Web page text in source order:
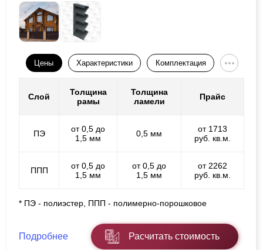
Цены Характеристики Комплектация
Слой
Толщина
рамы
Толщина
ламели
Прайс
ПЭ
от 0,5 до
1,5 мм
0,5 мм
от 1713
руб. кв.м.
ППП
от 0,5 до
1,5 мм
от 0,5 до
1,5 мм
от 2262
руб. кв.м.
* ПЭ - полиэстер, ППП - полимерно-порошковое
Подробнее Расчитать стоимость